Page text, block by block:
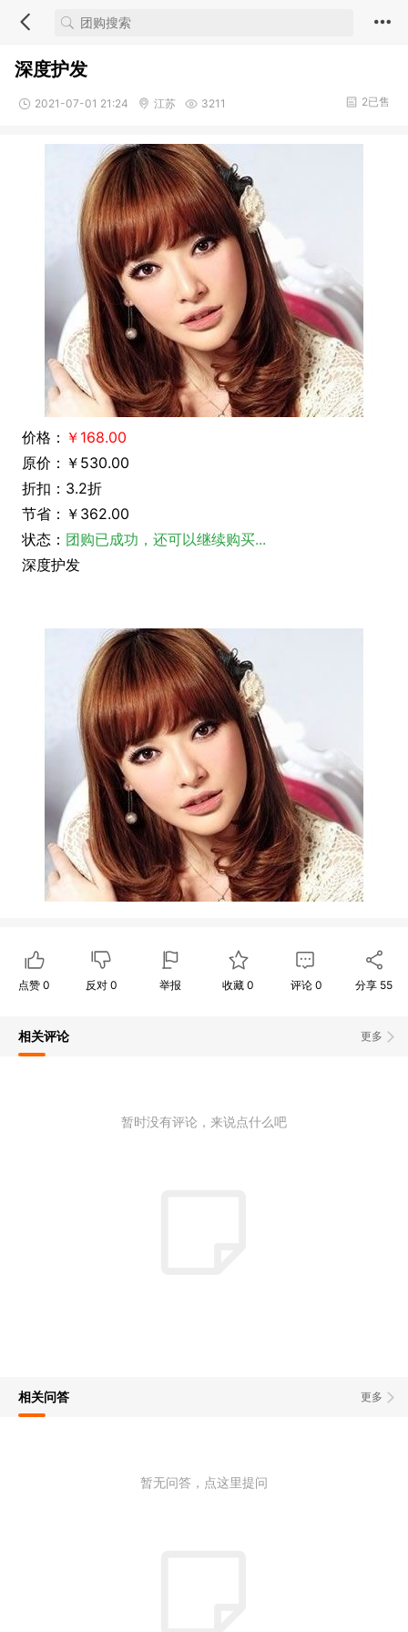
深度护发
2021-07-01 21:24 江苏 3211 2已售
价格： ￥168.00
原价：￥530.00
折扣：3.2折
节省：￥362.00
状态： 团购已成功，还可以继续购买...
深度护发
点赞 0 反对0 举报 收藏 0 评论 0 分享 55
更多
相关评论
暂时没有评论，来说点什么吧
更多
相关问答
暂无问答，点这里提问